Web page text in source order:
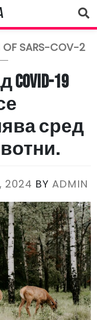
OF SARS-COV-2
19
сред
2024 BY ADMIN